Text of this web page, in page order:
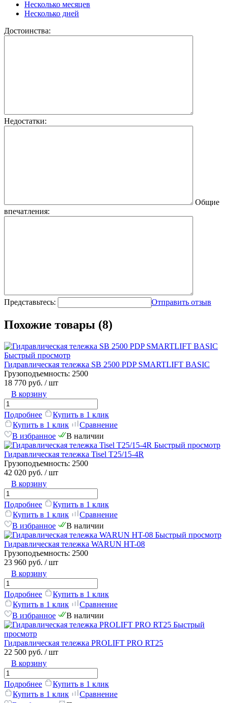
Несколько месяцев
Несколько дней
Достоинства:
Недостатки:
Общие
впечатления:
Представьтесь: Отправить отзыв
Похожие товары (8)
Быстрый просмотр
Гидравлическая тележка SB 2500 PDP SMARTLIFT BASIC
Грузоподъемность: 2500
18 770 руб. / шт
В корзину
Подробнее
Купить в 1 клик
Купить в 1 клик
Сравнение
В избранное
В наличии
Быстрый просмотр
Гидравлическая тележка Tisel T25/15-4R
Грузоподъемность: 2500
42 020 руб. / шт
В корзину
Подробнее
Купить в 1 клик
Купить в 1 клик
Сравнение
В избранное
В наличии
Быстрый просмотр
Гидравлическая тележка WARUN HT-08
Грузоподъемность: 2500
23 960 руб. / шт
В корзину
Подробнее
Купить в 1 клик
Купить в 1 клик
Сравнение
В избранное
В наличии
Быстрый
просмотр
Гидравлическая тележка PROLIFT PRO RT25
22 500 руб. / шт
В корзину
Подробнее
Купить в 1 клик
Купить в 1 клик
Сравнение